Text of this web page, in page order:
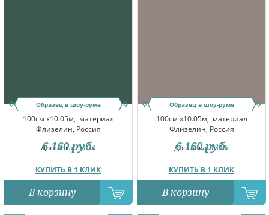
Образец в шоу-руме
100см x10.05м, материал
Флизелин, Россия
Доставка:13.08
КУПИТЬ В 1 КЛИК
6 160 руб.
В корзину
Образец в шоу-руме
100см x10.05м, материал
Флизелин, Россия
Доставка:13.08
КУПИТЬ В 1 КЛИК
6 160 руб.
В корзину